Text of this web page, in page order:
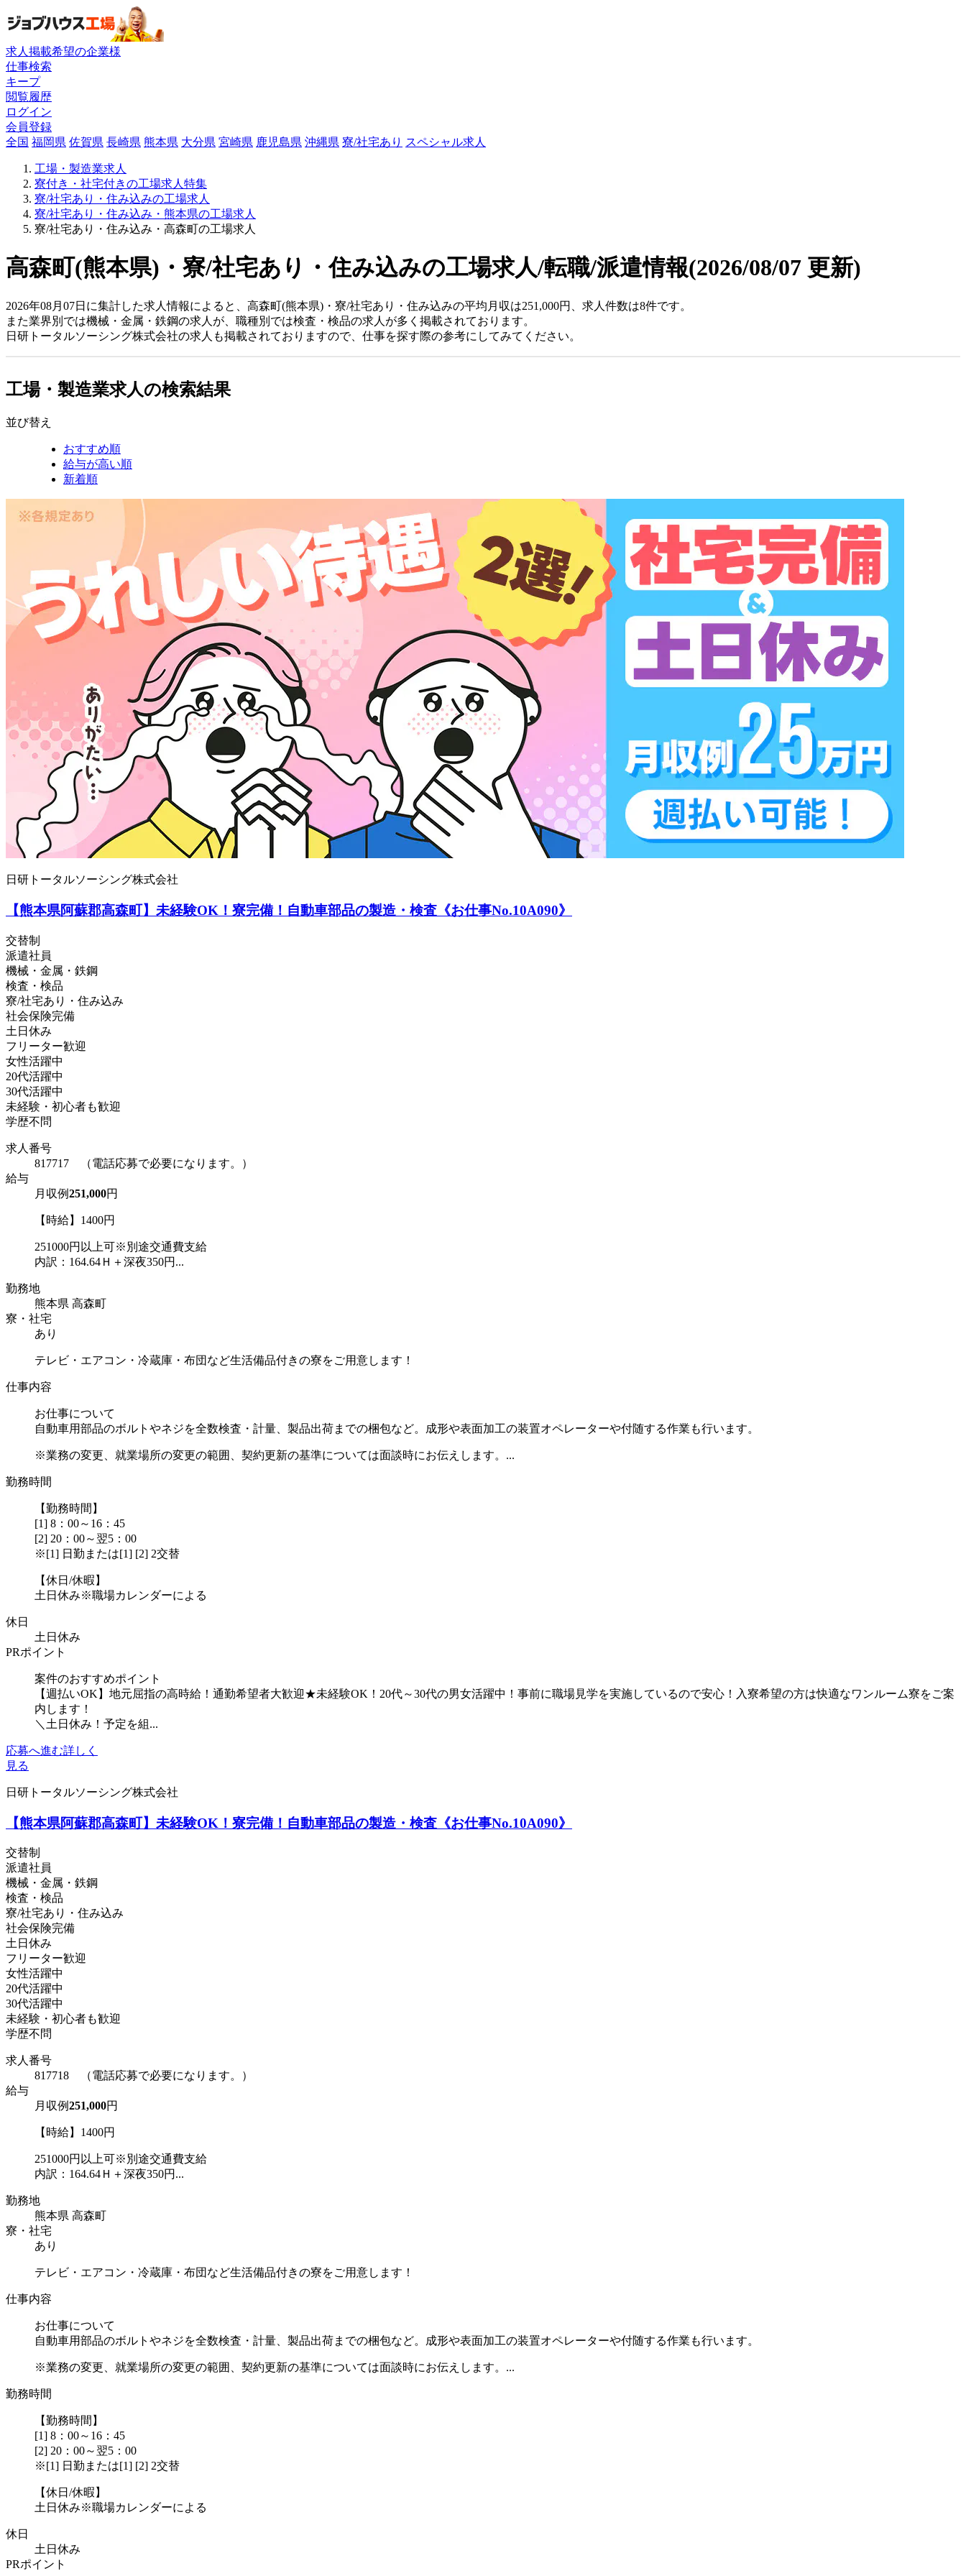
求人掲載希望の企業様
仕事検索
キープ
閲覧履歴
ログイン
会員登録
全国 福岡県 佐賀県 長崎県 熊本県 大分県 宮崎県 鹿児島県 沖縄県 寮/社宅あり スペシャル求人
工場・製造業求人
寮付き・社宅付きの工場求人特集
寮/社宅あり・住み込みの工場求人
寮/社宅あり・住み込み・熊本県の工場求人
寮/社宅あり・住み込み・高森町の工場求人
高森町(熊本県)・寮/社宅あり・住み込みの工場求人/転職/派遣情報(2026/08/07 更新)
2026年08月07日に集計した求人情報によると、高森町(熊本県)・寮/社宅あり・住み込みの平均月収は251,000円、求人件数は8件です。
また業界別では機械・金属・鉄鋼の求人が、職種別では検査・検品の求人が多く掲載されております。
日研トータルソーシング株式会社の求人も掲載されておりますので、仕事を探す際の参考にしてみてください。
工場・製造業求人の検索結果
並び替え
おすすめ順
給与が高い順
新着順
日研トータルソーシング株式会社
【熊本県阿蘇郡高森町】未経験OK！寮完備！自動車部品の製造・検査《お仕事No.10A090》
交替制
派遣社員
機械・金属・鉄鋼
検査・検品
寮/社宅あり・住み込み
社会保険完備
土日休み
フリーター歓迎
女性活躍中
20代活躍中
30代活躍中
未経験・初心者も歓迎
学歴不問
求人番号
817717 （電話応募で必要になります。）
給与
月収例251,000円
【時給】1400円
251000円以上可※別途交通費支給
内訳：164.64Ｈ＋深夜350円...
勤務地
熊本県 高森町
寮・社宅
あり
テレビ・エアコン・冷蔵庫・布団など生活備品付きの寮をご用意します！
仕事内容
お仕事について
自動車用部品のボルトやネジを全数検査・計量、製品出荷までの梱包など。成形や表面加工の装置オペレーターや付随する作業も行います。
※業務の変更、就業場所の変更の範囲、契約更新の基準については面談時にお伝えします。...
勤務時間
【勤務時間】
[1] 8：00～16：45
[2] 20：00～翌5：00
※[1] 日勤または[1] [2] 2交替
【休日/休暇】
土日休み※職場カレンダーによる
休日
土日休み
PRポイント
案件のおすすめポイント
【週払いOK】地元屈指の高時給！通勤希望者大歓迎★未経験OK！20代～30代の男女活躍中！事前に職場見学を実施しているので安心！入寮希望の方は快適なワンルーム寮をご案
内します！
＼土日休み！予定を組...
応募へ進む詳しく
見る
日研トータルソーシング株式会社
【熊本県阿蘇郡高森町】未経験OK！寮完備！自動車部品の製造・検査《お仕事No.10A090》
交替制
派遣社員
機械・金属・鉄鋼
検査・検品
寮/社宅あり・住み込み
社会保険完備
土日休み
フリーター歓迎
女性活躍中
20代活躍中
30代活躍中
未経験・初心者も歓迎
学歴不問
求人番号
817718 （電話応募で必要になります。）
給与
月収例251,000円
【時給】1400円
251000円以上可※別途交通費支給
内訳：164.64Ｈ＋深夜350円...
勤務地
熊本県 高森町
寮・社宅
あり
テレビ・エアコン・冷蔵庫・布団など生活備品付きの寮をご用意します！
仕事内容
お仕事について
自動車用部品のボルトやネジを全数検査・計量、製品出荷までの梱包など。成形や表面加工の装置オペレーターや付随する作業も行います。
※業務の変更、就業場所の変更の範囲、契約更新の基準については面談時にお伝えします。...
勤務時間
【勤務時間】
[1] 8：00～16：45
[2] 20：00～翌5：00
※[1] 日勤または[1] [2] 2交替
【休日/休暇】
土日休み※職場カレンダーによる
休日
土日休み
PRポイント